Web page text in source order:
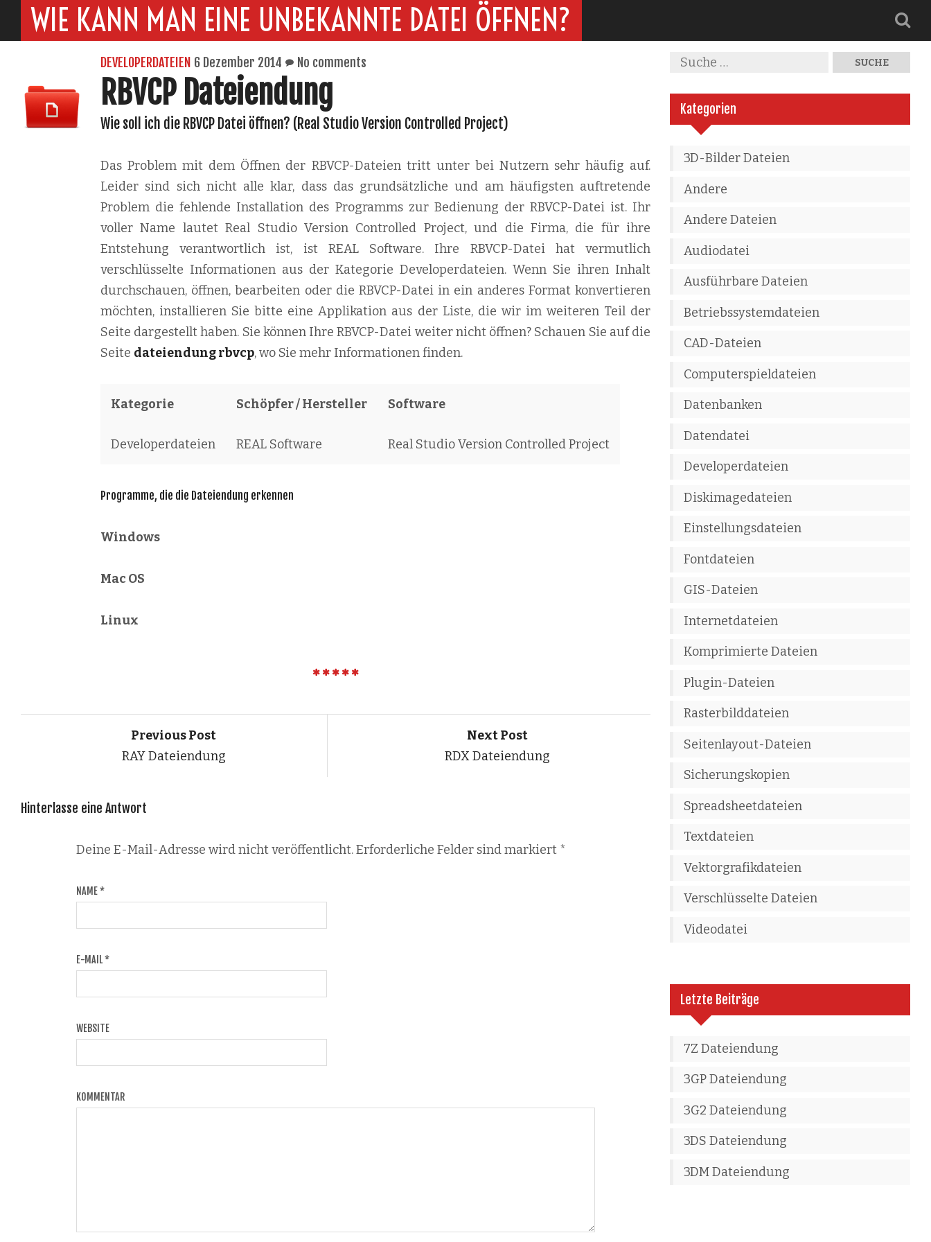
WIE KANN MAN EINE UNBEKANNTE DATEI ÖFFNEN?
DEVELOPERDATEIEN 6 Dezember 2014 No comments
RBVCP Dateiendung
Wie soll ich die RBVCP Datei öffnen? (Real Studio Version Controlled Project)
Das Problem mit dem Öffnen der RBVCP-Dateien tritt unter bei Nutzern sehr häufig auf.
Leider sind sich nicht alle klar, dass das grundsätzliche und am häufigsten auftretende
Problem die fehlende Installation des Programms zur Bedienung der RBVCP-Datei ist. Ihr
voller Name lautet Real Studio Version Controlled Project, und die Firma, die für ihre
Entstehung verantwortlich ist, ist REAL Software. Ihre RBVCP-Datei hat vermutlich
verschlüsselte Informationen aus der Kategorie Developerdateien. Wenn Sie ihren Inhalt
durchschauen, öffnen, bearbeiten oder die RBVCP-Datei in ein anderes Format konvertieren
möchten, installieren Sie bitte eine Applikation aus der Liste, die wir im weiteren Teil der
Seite dargestellt haben. Sie können Ihre RBVCP-Datei weiter nicht öffnen? Schauen Sie auf die
Seite dateiendung rbvcp, wo Sie mehr Informationen finden.
Kategorie Schöpfer / Hersteller Software
Developerdateien REAL Software Real Studio Version Controlled Project
Programme, die die Dateiendung erkennen
Windows
Mac OS
Linux
Previous Post
RAY Dateiendung
Next Post
RDX Dateiendung
Hinterlasse eine Antwort
Deine E-Mail-Adresse wird nicht veröffentlicht. Erforderliche Felder sind markiert *
NAME*
E-MAIL*
WEBSITE
KOMMENTAR
Kategorien
3D-Bilder Dateien
Andere
Andere Dateien
Audiodatei
Ausführbare Dateien
Betriebssystemdateien
CAD-Dateien
Computerspieldateien
Datenbanken
Datendatei
Developerdateien
Diskimagedateien
Einstellungsdateien
Fontdateien
GIS-Dateien
Internetdateien
Komprimierte Dateien
Plugin-Dateien
Rasterbilddateien
Seitenlayout-Dateien
Sicherungskopien
Spreadsheetdateien
Textdateien
Vektorgrafikdateien
Verschlüsselte Dateien
Videodatei
Letzte Beiträge
7Z Dateiendung
3GP Dateiendung
3G2 Dateiendung
3DS Dateiendung
3DM Dateiendung